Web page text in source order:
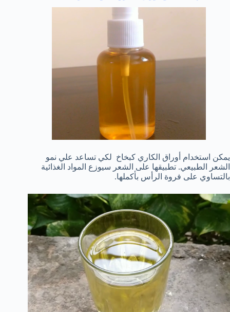
يمكن استخدام أوراق الكاري كبخاخ لكي تساعد علي نمو
الشعر الطبيعي. تطبيقها على الشعر سيوزع المواد الغذائية
بالتساوي على فروة الرأس بأكملها.